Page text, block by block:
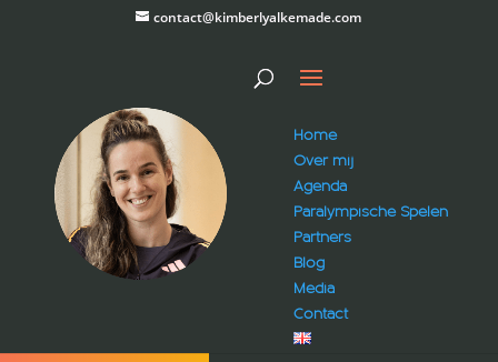
contact@kimberlyalkemade.com
Home
Over mij
Agenda
Paralympische Spelen
Partners
Blog
Media
Contact